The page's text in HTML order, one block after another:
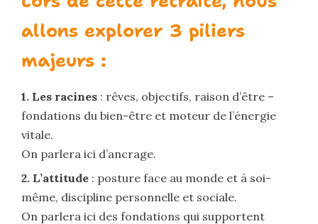
allons explorer 3 piliers
majeurs :
1. Les racines : rêves, objectifs, raison d’être –
fondations du bien-être et moteur de l’énergie
vitale.
On parlera ici d’ancrage.
2. L’attitude : posture face au monde et à soi-
même, discipline personnelle et sociale.
On parlera ici des fondations qui supportent